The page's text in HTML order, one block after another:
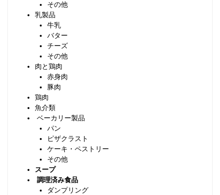
その他
乳製品
牛乳
バター
チーズ
その他
肉と鶏肉
赤身肉
豚肉
鶏肉
魚介類
ベーカリー製品
パン
ピザクラスト
ケーキ・ペストリー
その他
スープ
調理済み食品
ダンプリング